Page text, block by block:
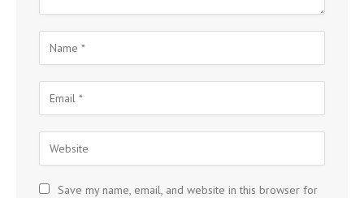
Save my name, email, and website in this browser for